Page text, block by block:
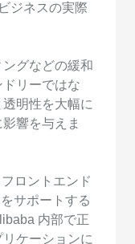
ジネスの実際
グなどの緩和
リーではな
明性を大幅に
響を与えま
ロントエンド
サポートする
内部で正
ケーションに